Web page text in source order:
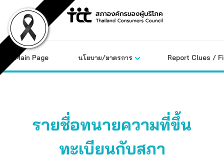
content
Main Page นโยบาย/มาตรการ Report Clues /
รายชื่อทนายความที่ขึ้น
ทะเบียนกับสภา